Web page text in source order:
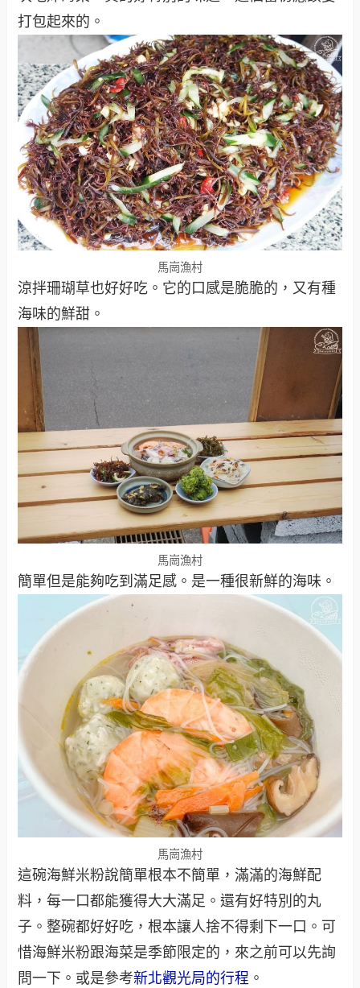
打包起來的。
馬崗漁村
涼拌珊瑚草也好好吃。它的口感是脆脆的，又有種
海味的鮮甜。
馬崗漁村
簡單但是能夠吃到滿足感。是一種很新鮮的海味。
馬崗漁村
這碗海鮮米粉說簡單根本不簡單，滿滿的海鮮配
料，每一口都能獲得大大滿足。還有好特別的丸
子。整碗都好好吃，根本讓人捨不得剩下一口。可
惜海鮮米粉跟海菜是季節限定的，來之前可以先詢
問一下。或是參考新北觀光局的行程 。